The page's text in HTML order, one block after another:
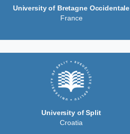
University of Bretagne Occidentale
France
University of Split
Croatia